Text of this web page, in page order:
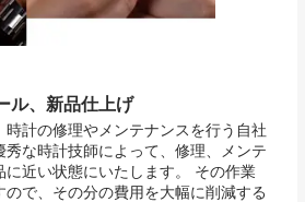
ル、新品仕上げ
時計の修理やメンテナンスを行う自社
秀な時計技師によって、修理、メンテ
に近い状態にいたします。 その作業
ので、その分の費用を大幅に削減する